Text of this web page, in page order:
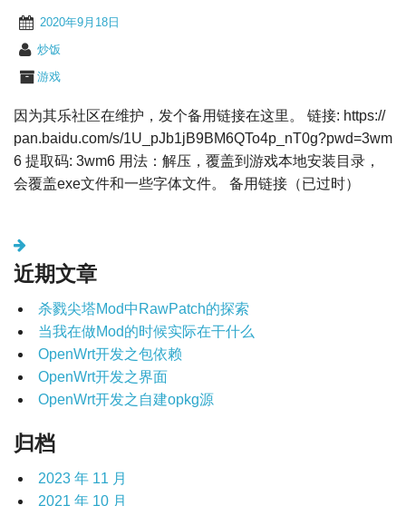
2020年9月18日
炒饭
游戏
因为其乐社区在维护，发个备用链接在这里。 链接: https://
pan.baidu.com/s/1U_pJb1jB9BM6QTo4p_nT0g?pwd=3wm
6 提取码: 3wm6 用法：解压，覆盖到游戏本地安装目录，
会覆盖exe文件和一些字体文件。 备用链接（已过时）
文
章
导
近期文章
杀戮尖塔Mod中RawPatch的探索
当我在做Mod的时候实际在干什么
OpenWrt开发之包依赖
OpenWrt开发之界面
OpenWrt开发之自建opkg源
归档
2023 年 11 月
2021 年 10 月